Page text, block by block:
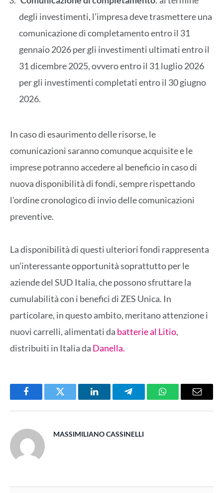
degli investimenti, l’impresa deve trasmettere una
comunicazione di completamento entro il 31
gennaio 2026 per gli investimenti ultimati entro il
31 dicembre 2025, ovvero entro il 31 luglio 2026
per gli investimenti completati entro il 30 giugno
2026.
In caso di esaurimento delle risorse, le
comunicazioni saranno comunque acquisite e le
imprese potranno accedere al beneficio in caso di
nuova disponibilità di fondi, sempre rispettando
l’ordine cronologico di invio delle comunicazioni
preventive.
La disponibilità di questi ulteriori fondi rappresenta
un’interessante opportunità soprattutto per le
aziende del SUD Italia, che possono sfruttare la
cumulabilità con i benefici di ZES Unica. In
particolare, in questo ambito, meritano attenzione i
nuovi carrelli, alimentati da batterie al Litio,
distribuiti in Italia da Danella.
FacebookTwitter LinkedInTelegramWhatsAppEmail
MASSIMILIANO CASSINELLI